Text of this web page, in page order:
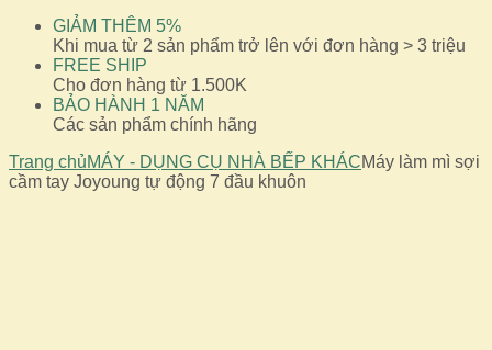
GIẢM THÊM 5%
Khi mua từ 2 sản phẩm trở lên với đơn hàng > 3 triệu
FREE SHIP
Cho đơn hàng từ 1.500K
BẢO HÀNH 1 NĂM
Các sản phẩm chính hãng
Trang chủMÁY - DỤNG CỤ NHÀ BẾP KHÁCMáy làm mì sợi
cầm tay Joyoung tự động 7 đầu khuôn